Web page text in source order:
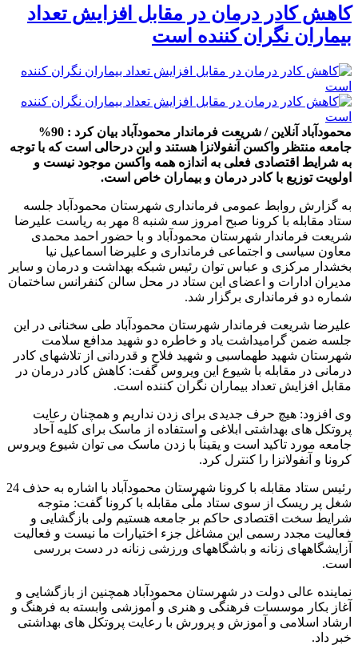
کاهش کادر درمان در مقابل افزایش تعداد
بیماران نگران کننده است
محمودآباد آنلاین / شریعت فرماندار محمودآباد بیان کرد : 90%
جامعه منتظر واکسن آنفولانزا هستند و این درحالی است که با توجه
به شرایط اقتصادی فعلی به اندازه همه واکسن موجود نیست و
اولویت توزیع با کادر درمان و بیماران خاص است.
به گزارش روابط عمومی فرمانداری شهرستان محمودآباد جلسه
ستاد مقابله با کرونا صبح امروز سه شنبه 8 مهر به ریاست علیرضا
شریعت فرماندار شهرستان محمودآباد و با حضور احمد محمدی
معاون سیاسی و اجتماعی فرمانداری و علیرضا اسماعیل نیا
بخشدار مرکزی و عباس توان رئیس شبکه بهداشت و درمان و سایر
مدیران ادارات و اعضای این ستاد در محل سالن کنفرانس ساختمان
شماره دو فرمانداری برگزار شد.
علیرضا شریعت فرماندار شهرستان محمودآباد طی سخنانی در این
جلسه ضمن گرامیداشت یاد و خاطره دو شهید مدافع سلامت
شهرستان شهید طهماسبی و شهید فلاح و قدردانی از تلاشهای کادر
درمانی در مقابله با شیوع این ویروس گفت: کاهش کادر درمان در
مقابل افزایش تعداد بیماران نگران کننده است.
وی افزود: هیچ حرف جدیدی برای زدن نداریم و همچنان رعایت
پروتکل های بهداشتی ابلاغی و استفاده از ماسک برای کلیه آحاد
جامعه مورد تاکید است و یقیناً با زدن ماسک می توان شیوع ویروس
کرونا و آنفولانزا را کنترل کرد.
رئیس ستاد مقابله با کرونا شهرستان محمودآباد با اشاره به حذف 24
شغل پر ریسک از سوی ستاد ملّی مقابله با کرونا گفت: متوجه
شرایط سخت اقتصادی حاکم بر جامعه هستیم ولی بازگشایی و
فعالیت مجدد رسمی این مشاغل جزء اختیارات ما نیست و فعالیت
آزایشگاههای زنانه و باشگاههای ورزشی زنانه در دست بررسی
است.
نماینده عالی دولت در شهرستان محمودآباد همچنین از بازگشایی و
آغاز بکار موسسات فرهنگی و هنری و آموزشی وابسته به فرهنگ و
ارشاد اسلامی و آموزش و پرورش با رعایت پروتکل های بهداشتی
خبر داد.